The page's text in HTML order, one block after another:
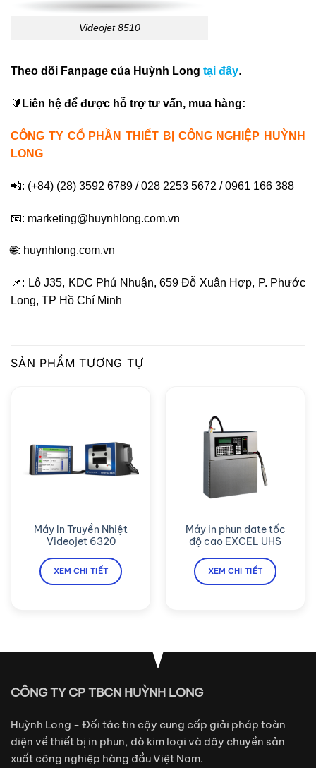
Videojet 8510
Theo dõi Fanpage của Huỳnh Long tại đây.
🔰 Liên hệ để được hỗ trợ tư vấn, mua hàng:
CÔNG TY CỔ PHẦN THIẾT BỊ CÔNG NGHIỆP HUỲNH
LONG
📲: (+84) (28) 3592 6789 / 028 2253 5672 / 0961 166 388
📧: marketing@huynhlong.com.vn
🌐: huynhlong.com.vn
📌: Lô J35, KDC Phú Nhuận, 659 Đỗ Xuân Hợp, P. Phước
Long, TP Hồ Chí Minh
SẢN PHẨM TƯƠNG TỰ
Máy In Truyền Nhiệt
Videojet 6320
XEM CHI TIẾT
Máy in phun date tốc
độ cao EXCEL UHS
XEM CHI TIẾT
CÔNG TY CP TBCN HUỲNH LONG
Huỳnh Long - Đối tác tin cậy cung cấp giải pháp toàn
diện về thiết bị in phun, dò kim loại và dây chuyền sản
xuất công nghiệp hàng đầu Việt Nam.